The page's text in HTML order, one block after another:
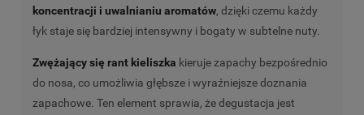
koncentracji i uwalnianiu aromatów, dzięki czemu każdy
łyk staje się bardziej intensywny i bogaty w subtelne nuty.
Zwężający się rant kieliszka kieruje zapachy bezpośrednio
do nosa, co umożliwia głębsze i wyraźniejsze doznania
zapachowe. Ten element sprawia, że degustacja jest